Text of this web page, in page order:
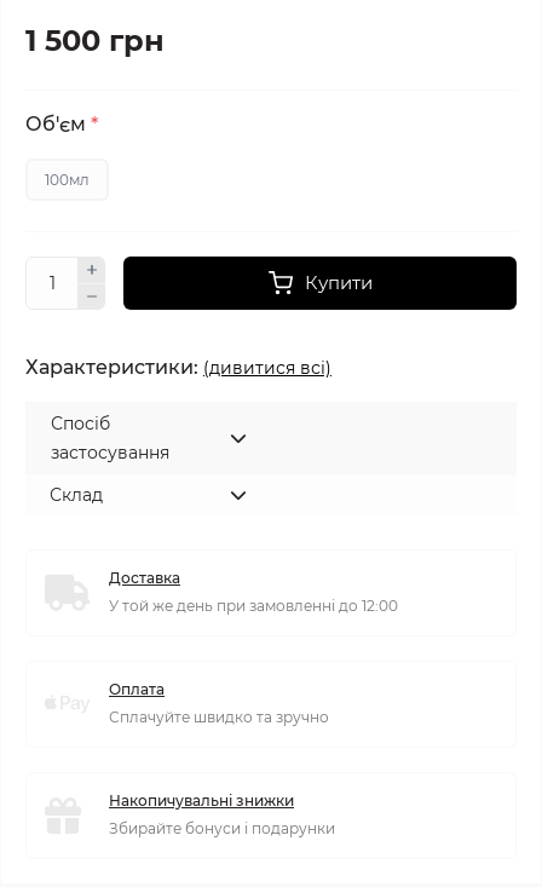
1 500 грн
Об'єм *
100мл
Купити
Характеристики: (дивитися всі)
Спосіб
застосування
Склад
Доставка
У той же день при замовленні до 12:00
Оплата
Сплачуйте швидко та зручно
Накопичувальні знижки
Збирайте бонуси і подарунки